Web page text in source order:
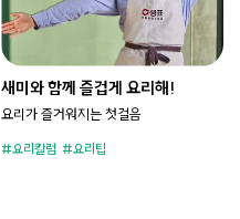
새미와 함께 즐겁게 요리해!
요리가 즐거워지는 첫걸음
요리칼럼 요리팁